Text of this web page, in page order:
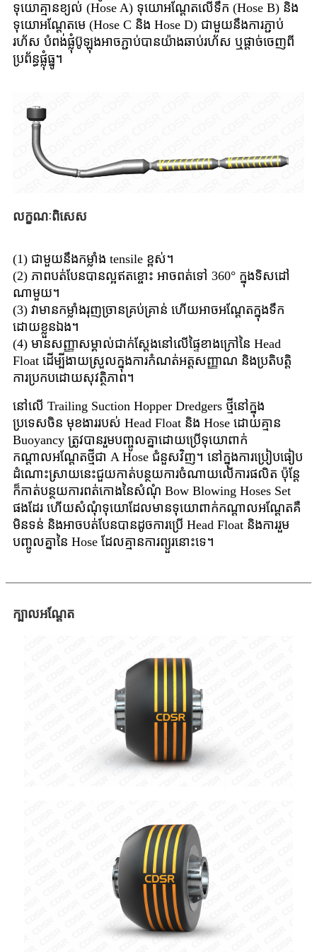
ទុយោគ្មានខ្យល់ (Hose A) ទុយោអណ្តែតលើទឹក (Hose B) និង
ទុយោអណ្តែតមេ (Hose C និង Hose D) ជាមួយនឹងការភ្ជាប់
រហ័ស បំពង់ផ្លុំប៊ូឡុងអាចភ្ជាប់បានយ៉ាងឆាប់រហ័ស ឬផ្តាច់ចេញពី
ប្រព័ន្ធផ្លុំធ្នូ។
លក្ខណៈពិសេស
(1) ជាមួយនឹងកម្លាំង tensile ខ្ពស់។
(2) ភាពបត់បែនបានល្អឥតខ្ចោះ អាចពត់ទៅ 360° ក្នុងទិសដៅ
ណាមួយ។
(3) វាមានកម្លាំងរុញច្រានគ្រប់គ្រាន់ ហើយអាចអណ្តែតក្នុងទឹក
ដោយខ្លួនឯង។
(4) មានសញ្ញាសម្គាល់ជាក់ស្តែងនៅលើផ្ទៃខាងក្រៅនៃ Head
Float ដើម្បីងាយស្រួលក្នុងការកំណត់អត្តសញ្ញាណ និងប្រតិបត្តិ
ការប្រកបដោយសុវត្ថិភាព។
នៅលើ Trailing Suction Hopper Dredgers ថ្មីនៅក្នុង
ប្រទេសចិន មុខងាររបស់ Head Float និង Hose ដោយគ្មាន
Buoyancy ត្រូវបានរួមបញ្ចូលគ្នាដោយប្រើទុយោពាក់
កណ្តាលអណ្តែតថ្មីជា A Hose ជំនួសវិញ។ នៅក្នុងការប្រៀបធៀប
ដំណោះស្រាយនេះជួយកាត់បន្ថយការចំណាយលើការផលិត ប៉ុន្តែ
ក៏កាត់បន្ថយការពត់កោងនៃសំណុំ Bow Blowing Hoses Set
ផងដែរ ហើយសំណុំទុយោដែលមានទុយោពាក់កណ្តាលអណ្តែតគឺ
មិនទន់ និងអាចបត់បែនបានដូចការប្រើ Head Float និងការរួម
បញ្ចូលគ្នានៃ Hose ដែលគ្មានការព្យួរនោះទេ។
ក្បាលអណ្តែត